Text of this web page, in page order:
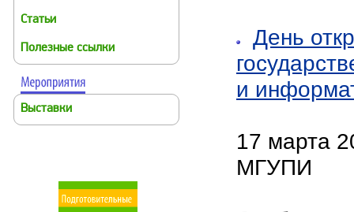
Статьи
Полезные ссылки
Выставки
День
и
17 марта
МГУПИ